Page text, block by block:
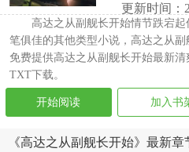
更新时间：
高达之从副舰长开始情节跌宕
笔俱佳的其他类型小说，高达之从
免费提供高达之从副舰长开始最新
TXT下载。
开始阅读 加入书
《高达之从副舰长开始》最新章